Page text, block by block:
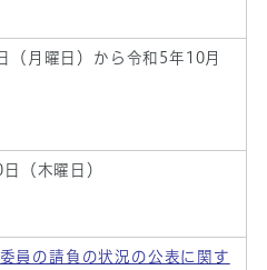
（月曜日）から令和5年10月
（木曜日）
員の請負の状況の公表に関す